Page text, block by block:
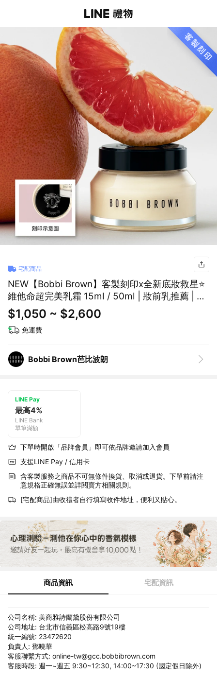
宅配商品
NEW【Bobbi Brown】客製刻印x全新底妝救星⭐
維他命超完美乳霜 15ml / 50ml | 妝前乳推薦 | 全
新升級 生日禮物 送女友 送男友
$1,050 ~ $2,600
免運費
Bobbi Brown芭比波朗
LINE Pay
最高4%
LINE Bank
單筆滿額
下單時開啟「品牌會員」即可依品牌邀請加入會員
支援LINE Pay / 信用卡
含客製服務之商品不可無條件換貨、取消或退貨。下單前請注
意規格正確無誤並詳閱賣方相關規則。
[宅配商品]由收禮者自行填寫收件地址，便利又貼心。
商品資訊 宅配資訊
公司名稱: 美商雅詩蘭黛股份有限公司
公司地址: 台北市信義區松高路9號19樓
統一編號: 23472620
負責人: 鄧曉華
客服聯繫方式: online-tw@gcc.bobbibrown.com
客服時段: 週一~週五 9:30~12:30, 14:00~17:30 (國定假日除外)